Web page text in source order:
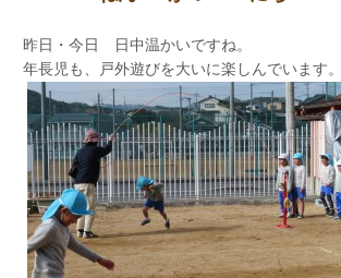
・わかめご飯
・おでん
・みかん
先生めがけて～ え～い！！
昨日・今日 日中温かいですね。
年長児も、戸外遊びを大いに楽しんでいます。